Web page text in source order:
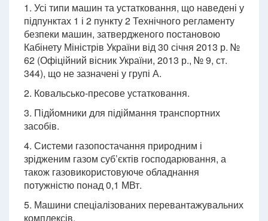
1. Усі типи машин та устатковання, що наведені у
підпунктах 1 і 2 пункту 2 Технічного регламенту
безпеки машин, затвердженого постановою
Кабінету Міністрів України від 30 січня 2013 р. №
62 (Офіційний вісник України, 2013 р., № 9, ст.
344), що не зазначені у групі А.
2. Ковальсько-пресове устатковання.
3. Підйомники для підіймання транспортних
засобів.
4. Системи газопостачання природним і
зрідженим газом суб’єктів господарювання, а
також газовикористовуюче обладнання
потужністю понад 0,1 МВт.
5. Машини спеціалізованих перевантажувальних
комплексів.